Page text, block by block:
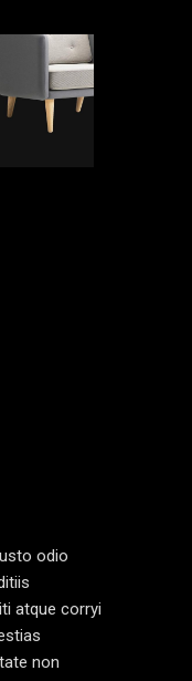
odio
atque corryi
non